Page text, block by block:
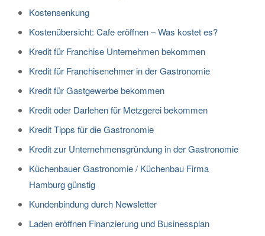
Kostensenkung
Kostenübersicht: Cafe eröffnen – Was kostet es?
Kredit für Franchise Unternehmen bekommen
Kredit für Franchisenehmer in der Gastronomie
Kredit für Gastgewerbe bekommen
Kredit oder Darlehen für Metzgerei bekommen
Kredit Tipps für die Gastronomie
Kredit zur Unternehmensgründung in der Gastronomie
Küchenbauer Gastronomie / Küchenbau Firma
Hamburg günstig
Kundenbindung durch Newsletter
Laden eröffnen Finanzierung und Businessplan